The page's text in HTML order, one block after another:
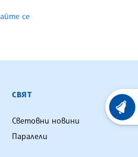
се
АГЕНЦИЯ
СВЯТ
Световни новини
Паралели